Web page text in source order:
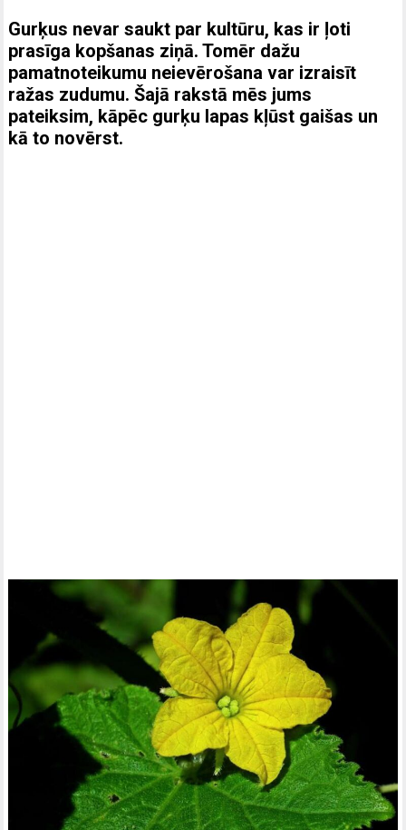
Gurķus nevar saukt par kultūru, kas ir ļoti
prasīga kopšanas ziņā. Tomēr dažu
pamatnoteikumu neievērošana var izraisīt
ražas zudumu. Šajā rakstā mēs jums
pateiksim, kāpēc gurķu lapas kļūst gaišas un
kā to novērst.